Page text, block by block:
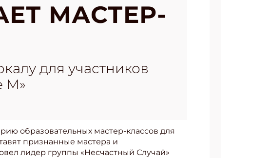
МАСТЕР-
для участников
М»
образовательных мастер-классов для
признанные мастера и
лидер группы «Несчастный Случай»